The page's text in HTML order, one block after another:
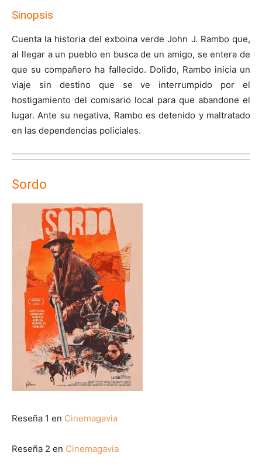
Sinopsis
Cuenta la historia del exboina verde John J. Rambo que,
al llegar a un pueblo en busca de un amigo, se entera de
que su compañero ha fallecido. Dolido, Rambo inicia un
viaje sin destino que se ve interrumpido por el
hostigamiento del comisario local para que abandone el
lugar. Ante su negativa, Rambo es detenido y maltratado
en las dependencias policiales.
Sordo
Reseña 1 en Cinemagavia
Reseña 2 en Cinemagavia